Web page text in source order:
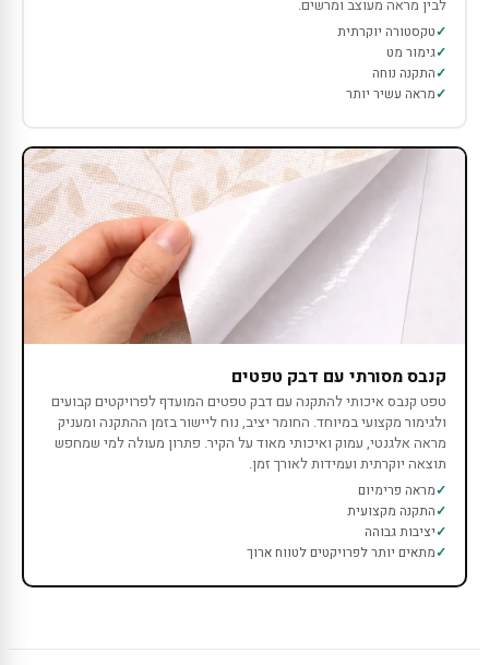
לבין מראה מעוצב ומרשים.
טקסטורה יוקרתית
גימור מט
התקנה נוחה
מראה עשיר יותר
קנבס מסורתי עם דבק טפטים
טפט קנבס איכותי להתקנה עם דבק טפטים המועדף לפרויקטים קבועים
ולגימור מקצועי במיוחד. החומר יציב, נוח ליישור בזמן ההתקנה ומעניק
מראה אלגנטי, עמוק ואיכותי מאוד על הקיר. פתרון מעולה למי שמחפש
תוצאה יוקרתית ועמידות לאורך זמן.
מראה פרימיום
התקנה מקצועית
יציבות גבוהה
מתאים יותר לפרויקטים לטווח ארוך